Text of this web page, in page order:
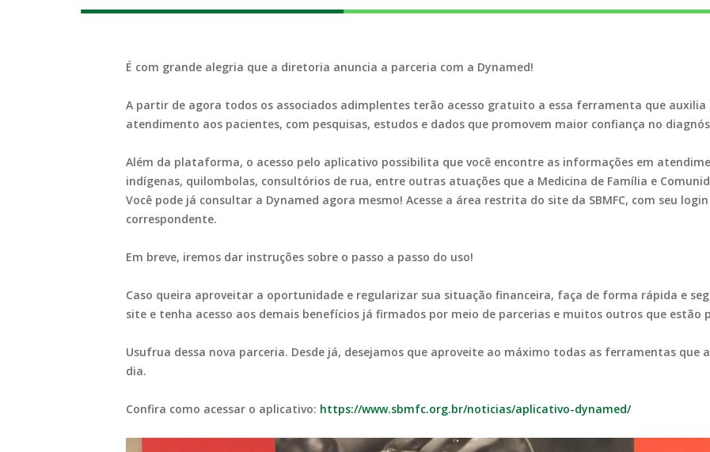
É com grande alegria que a diretoria anuncia a parceria com a Dynamed!
A partir de agora todos os associados adimplentes terão acesso gratuito a essa ferramenta que
atendimento aos pacientes, com pesquisas, estudos e dados que promovem maior confiança no
Além da plataforma, o acesso pelo aplicativo possibilita que você encontre as informações em
indígenas, quilombolas, consultórios de rua, entre outras atuações que a Medicina de Família e
Você pode já consultar a Dynamed agora mesmo! Acesse a área restrita do site da SBMFC, com seu
correspondente.
Em breve, iremos dar instruções sobre o passo a passo do uso!
Caso queira aproveitar a oportunidade e regularizar sua situação financeira, faça de forma rápida e
site e tenha acesso aos demais benefícios já firmados por meio de parcerias e muitos outros que estão
Usufrua dessa nova parceria. Desde já, desejamos que aproveite ao máximo todas as ferramentas que
dia.
Confira como acessar o aplicativo: https://www.sbmfc.org.br/noticias/aplicativo-dynamed/